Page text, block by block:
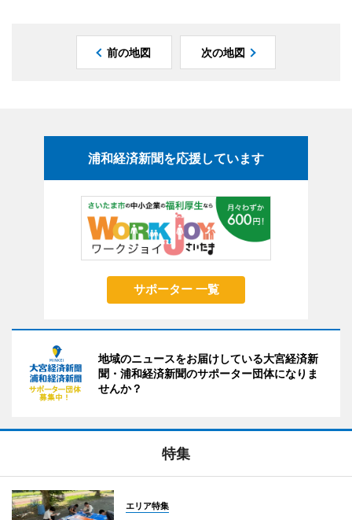
前の地図 次の地図
浦和経済新聞を応援しています
サポーター 一覧
地域のニュースをお届けしている大宮経済新
聞・浦和経済新聞のサポーター団体になりま
せんか？
特集
エリア特集